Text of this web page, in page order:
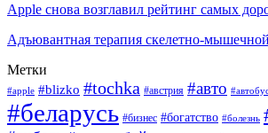
Apple снова возглавил рейтинг самых
Адъювантная терапия скелетно-
Метки
#apple #blizko #tochka #австрия #авто
#беларусь #бизнес #богатство #болезнь